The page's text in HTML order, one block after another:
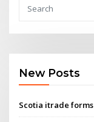
New Posts
Scotia itrade forms